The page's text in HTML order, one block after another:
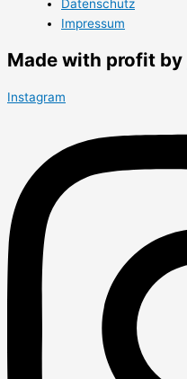
Datenschutz
Impressum
Made with profit by
Instagram